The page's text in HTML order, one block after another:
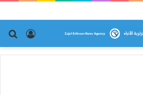
: (ما كان لم يكن!)
تسجيل
الدخول